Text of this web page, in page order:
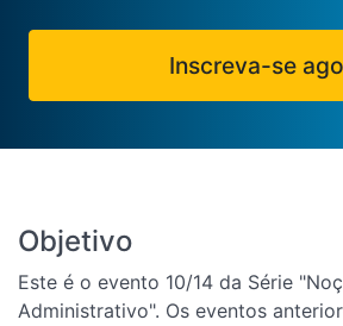
Inscreva-se
Objetivo
Este é o evento 10/14 da Série
Administrativo". Os eventos